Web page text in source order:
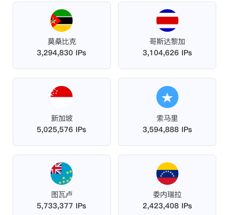
莫桑比克
3,294,830 IPs
哥斯达黎加
3,104,626 IPs
新加坡
5,025,576 IPs
索马里
3,594,888 IPs
图瓦卢
5,733,377 IPs
委内瑞拉
2,423,408 IPs